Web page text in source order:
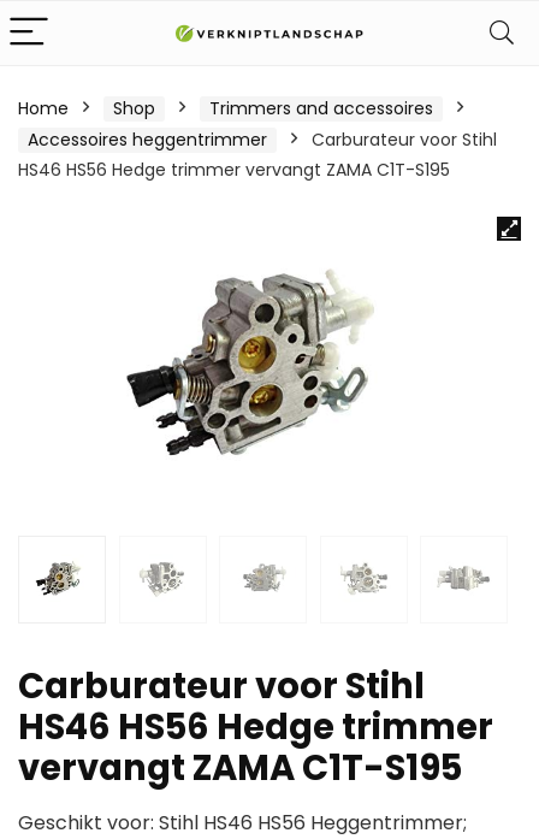
Home Shop
Trimmers and accessoires
Accessoires heggentrimmer
Carburateur voor Stihl
HS46 HS56 Hedge trimmer vervangt ZAMA C1T-S195
Carburateur voor Stihl
HS46 HS56 Hedge trimmer
vervangt ZAMA C1T-S195
Geschikt voor: Stihl HS46 HS56 Heggentrimmer;